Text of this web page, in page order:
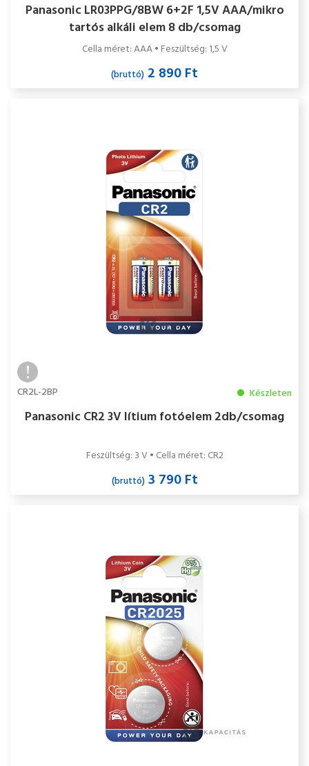
Panasonic LR03PPG/8BW 6+2F 1,5V AAA/mikro
tartós alkáli elem 8 db/csomag
Cella méret: AAA • Feszültség: 1,5 V
(bruttó) 2 890 Ft
CR2L-2BP Készleten
Panasonic CR2 3V lítium fotóelem 2db/csomag
Feszültség: 3 V • Cella méret: CR2
(bruttó)3 790 Ft